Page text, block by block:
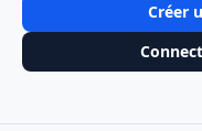
Créer